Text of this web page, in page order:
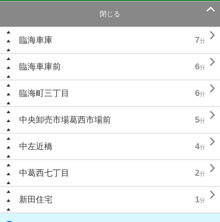
閉じる 
臨海車庫 7分 
臨海車庫前 6分 
臨海町三丁目 6分 
中央卸売市場葛西市場前 5分 
中左近橋 4分 
中葛西七丁目 2分 
新田住宅 1分 